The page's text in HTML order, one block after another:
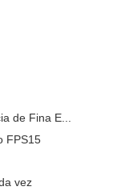
de Fina E...
FPS15
vez